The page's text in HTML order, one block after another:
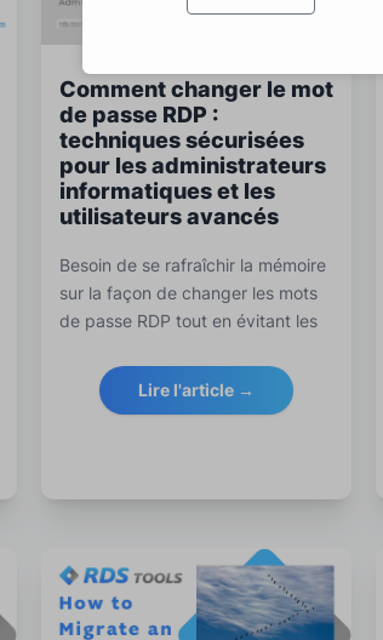
Comment changer le mot
de passe RDP :
techniques sécurisées
pour les administrateurs
informatiques et les
utilisateurs avancés
Besoin de se rafraîchir la mémoire
sur la façon de changer les mots
de passe RDP tout en évitant les
appels de support et en se
défendant contre les accès non
Lire l'article →